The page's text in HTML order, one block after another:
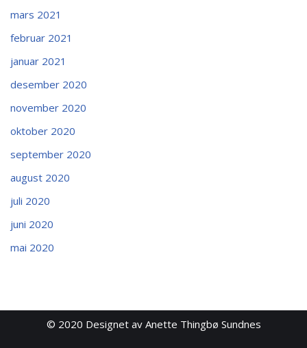
mars 2021
februar 2021
januar 2021
desember 2020
november 2020
oktober 2020
september 2020
august 2020
juli 2020
juni 2020
mai 2020
© 2020 Designet av Anette Thingbø Sundnes